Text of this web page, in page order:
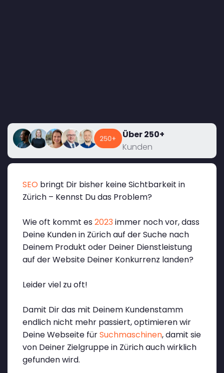
Über 250+
Kunden
SEO bringt Dir bisher keine Sichtbarkeit in
Zürich – Kennst Du das Problem?
Wie oft kommt es 2023immer noch vor, dass
Deine Kunden in Zürich auf der Suche nach
Deinem Produkt oder Deiner Dienstleistung
auf der Website Deiner Konkurrenz landen?
Leider viel zu oft!
Damit Dir das mit Deinem Kundenstamm
endlich nicht mehr passiert, optimieren wir
Deine Webseite fürSuchmaschinen, damit sie
von Deiner Zielgruppe in Zürich auch wirklich
gefunden wird.